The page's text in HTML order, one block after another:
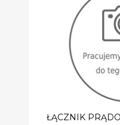
ŁĄCZNIK